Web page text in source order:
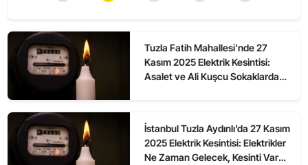
Tuzla Fatih Mahallesi’nde 27
Kasım 2025 Elektrik Kesintisi:
Asalet ve Ali Kuşcu Sokaklarda
İstanbul Tuzla Aydınlı’da 27 Kasım
2025 Elektrik Kesintisi: Elektrikler
Ne Zaman Gelecek, Kesinti Var